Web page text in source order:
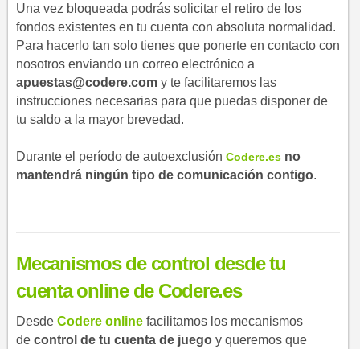
Una vez bloqueada podrás solicitar el retiro de los
fondos existentes en tu cuenta con absoluta normalidad.
Para hacerlo tan solo tienes que ponerte en contacto con
nosotros enviando un correo electrónico a
apuestas@codere.com y te facilitaremos las
instrucciones necesarias para que puedas disponer de
tu saldo a la mayor brevedad.
Durante el período de autoexclusión C​odere.es ​​ no
mantendrá ningún tipo de comunicación contigo​.
Mecanismos de control desde tu
cuenta online de Codere.es
Desde Codere online facilitamos los mecanismos
de control de tu cuenta de juego y queremos que